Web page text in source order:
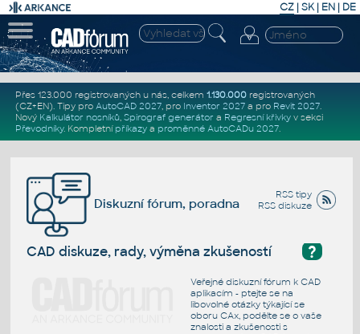
CZ | SK| EN | DE
Přes 123.000 registrovaných u nás, celkem 1.130.000registrovaných
(CZ+EN). Tipy pro AutoCAD 2027, pro Inventor 2027a pro Revit 2027.
Nový Kalkulátor nosníků, Spirograf generátor a Regresní křivkyv sekci
Převodníky. Kompletní příkazya proměnné AutoCADu 2027.
RSS tipy
RSS diskuze
Diskuzní fórum, poradna
?
CAD diskuze, rady, výměna zkušeností
Veřejné diskuzní fórum k CAD
aplikacím - ptejte se na
libovolné otázky týkající se
oboru CAx, podělte se o vaše
znalosti a zkušenosti s